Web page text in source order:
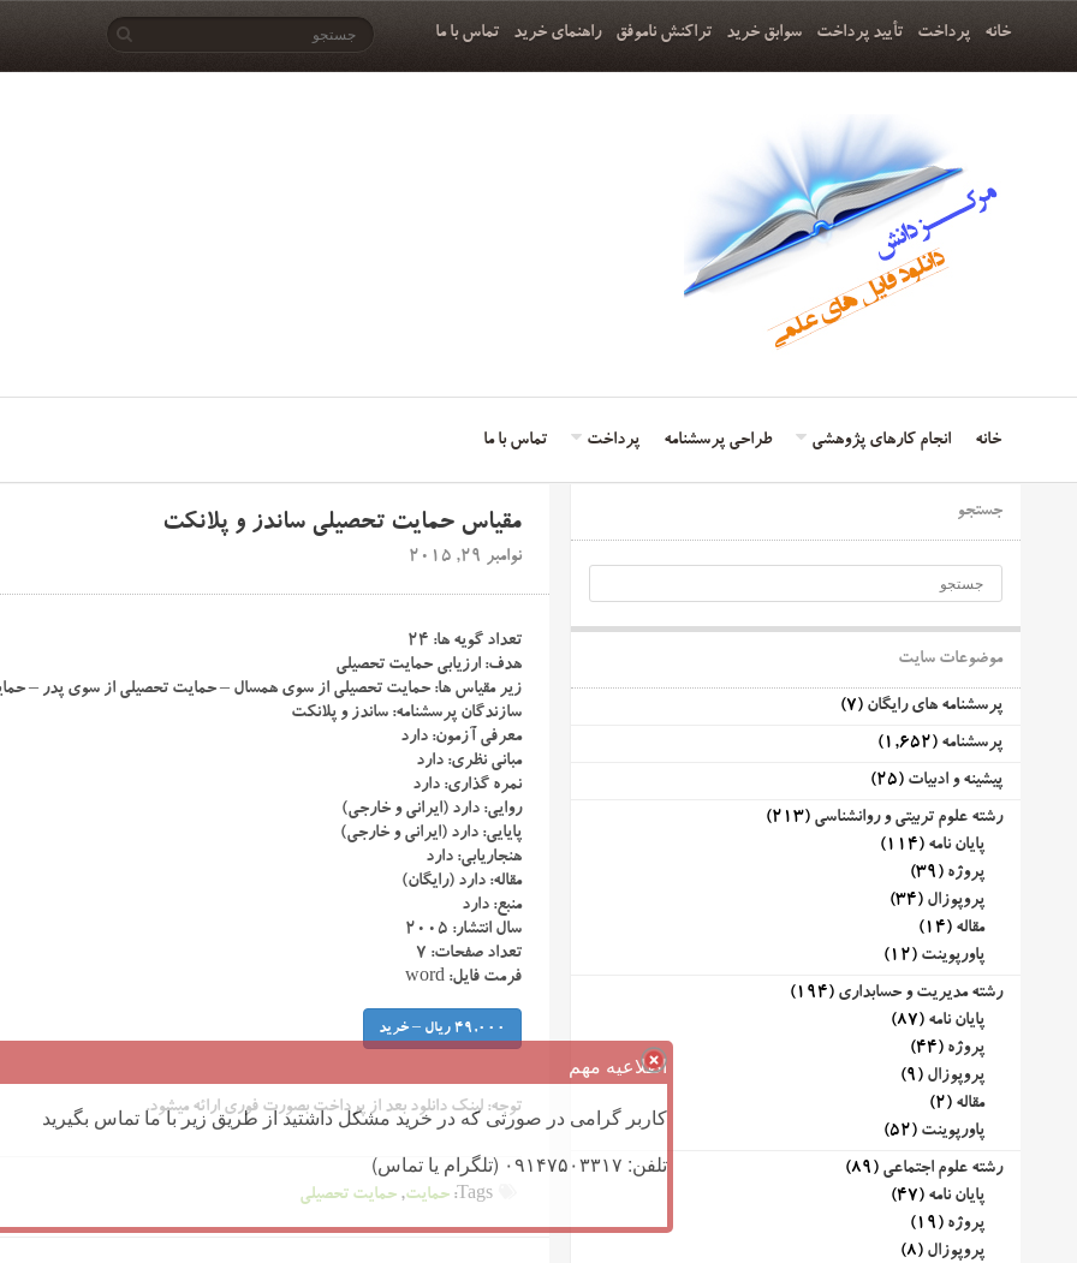
خانه پرداخت تأیید پرداخت سوابق خرید تراکنش ناموفق راهنمای خرید تماس با ما
خانه انجام کارهای پژوهشی طراحی پرسشنامه پرداخت تماس با ما
مقیاس حمایت تحصیلی ساندز و پلانکت
نوامبر 29, 2015
تعداد گویه ها: ۲۴
هدف: ارزیابی حمایت تحصیلی
زیر مقیاس ها: حمایت تحصیلی از سوی همسال – حمایت تحصیلی از سوی پدر –
سازندگان پرسشنامه: ساندز و پلانکت
معرفی آزمون: دارد
مبانی نظری: دارد
نمره گذاری: دارد
روایی: دارد (ایرانی و خارجی)
پایایی: دارد (ایرانی و خارجی)
هنجاریابی: دارد
مقاله: دارد (رایگان)
منبع: دارد
سال انتشار: ۲۰۰۵
تعداد صفحات: ۷
فرمت فایل: word
49,000 ریال – خرید
توجه: لینک دانلود بعد از پرداخت بصورت فوری ارائه میشود.
حمایت, حمایت تحصیلی
جستجو
موضوعات سایت
پرسشنامه های رایگان (7)
پرسشنامه (1,652)
پیشینه و ادبیات (25)
رشته علوم تربیتی و روانشناسی (213)
پایان نامه (114)
پروژه (39)
پروپوزال (34)
مقاله (14)
پاورپوینت (12)
رشته مدیریت و حسابداری (194)
پایان نامه (87)
پروژه (44)
پروپوزال (9)
مقاله (2)
پاورپوینت (52)
رشته علوم اجتماعی (89)
پایان نامه (47)
پروژه (19)
پروپوزال (8)
اطلاعیه مهم
کاربر گرامی در صورتی که در خرید مشکل داشتید از طریق زیر با ما تماس بگیرید
تلفن: ۰۹۱۴۷۵۰۳۳۱۷ (تلگرام یا تماس)